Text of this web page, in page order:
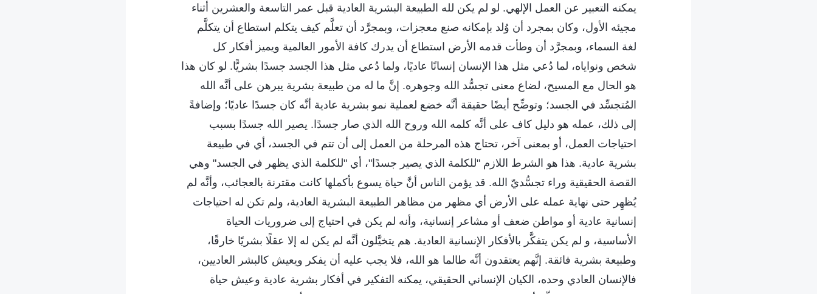
يمكنه التعبير عن العمل الإلهي. لو لم يكن لله الطبيعة البشرية العادية قبل عمر التاسعة والعشرين أثناء
مجيئه الأول، وكان بمجرد أن وُلد بإمكانه صنع معجزات، وبمجرَّد أن تعلَّم كيف يتكلم استطاع أن يتكلَّم
لغة السماء، وبمجرَّد أن وطأت قدمه الأرض استطاع أن يدرك كافة الأمور العالمية ويميز أفكار كل
شخص ونواياه، لما دُعي مثل هذا الإنسان إنسانًا عاديًا، ولما دُعي مثل هذا الجسد جسدًا بشريًّا. لو كان هذا
هو الحال مع المسيح، لضاع معنى تجسُّد الله وجوهره. إنَّ ما له من طبيعة بشرية يبرهن على أنَّه الله
المُتجسِّد في الجسد؛ وتوضِّح أيضًا حقيقة أنَّه خضع لعملية نمو بشرية عادية أنَّه كان جسدًا عاديًا؛ وإضافةً
إلى ذلك، عمله هو دليل كاف على أنَّه كلمه الله وروح الله الذي صار جسدًا. يصير الله جسدًا بسبب
احتياجات العمل، أو بمعنى آخر، تحتاج هذه المرحلة من العمل إلى أن تتم في الجسد، أي في طبيعة
بشرية عادية. هذا هو الشرط اللازم "للكلمة الذي يصير جسدًا"، أي "للكلمة الذي يظهر في الجسد" وهي
القصة الحقيقية وراء تجسُّديّ الله. قد يؤمن الناس أنَّ حياة يسوع بأكملها كانت مقترنة بالعجائب، وأنَّه لم
يُظهِر حتى نهاية عمله على الأرض أي مظهر من مظاهر الطبيعة البشرية العادية، ولم تكن له احتياجات
إنسانية عادية أو مواطن ضعف أو مشاعر إنسانية، وأنه لم يكن في احتياج إلى ضروريات الحياة
الأساسية، و لم يكن يتفكَّر بالأفكار الإنسانية العادية. هم يتخيَّلون أنَّه لم يكن له إلا عقلًا بشريًا خارقًا،
وطبيعة بشرية فائقة. إنَّهم يعتقدون أنَّه طالما هو الله، فلا يجب عليه أن يفكر ويعيش كالبشر العاديين،
فالإنسان العادي وحده، الكيان الإنساني الحقيقي، يمكنه التفكير في أفكار بشرية عادية وعيش حياة